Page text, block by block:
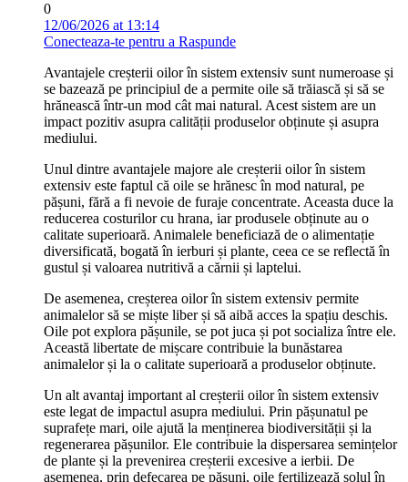
0
12/06/2026 at 13:14
Conecteaza-te pentru a Raspunde
Avantajele creșterii oilor în sistem extensiv sunt numeroase și
se bazează pe principiul de a permite oile să trăiască și să se
hrănească într-un mod cât mai natural. Acest sistem are un
impact pozitiv asupra calității produselor obținute și asupra
mediului.
Unul dintre avantajele majore ale creșterii oilor în sistem
extensiv este faptul că oile se hrănesc în mod natural, pe
pășuni, fără a fi nevoie de furaje concentrate. Aceasta duce la
reducerea costurilor cu hrana, iar produsele obținute au o
calitate superioară. Animalele beneficiază de o alimentație
diversificată, bogată în ierburi și plante, ceea ce se reflectă în
gustul și valoarea nutritivă a cărnii și laptelui.
De asemenea, creșterea oilor în sistem extensiv permite
animalelor să se miște liber și să aibă acces la spațiu deschis.
Oile pot explora pășunile, se pot juca și pot socializa între ele.
Această libertate de mișcare contribuie la bunăstarea
animalelor și la o calitate superioară a produselor obținute.
Un alt avantaj important al creșterii oilor în sistem extensiv
este legat de impactul asupra mediului. Prin pășunatul pe
suprafețe mari, oile ajută la menținerea biodiversității și la
regenerarea pășunilor. Ele contribuie la dispersarea semințelor
de plante și la prevenirea creșterii excesive a ierbii. De
asemenea, prin defecarea pe pășuni, oile fertilizează solul în